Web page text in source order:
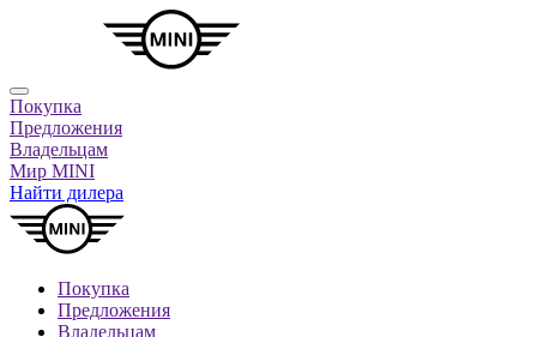
Покупка
Предложения
Владельцам
Мир MINI
Найти дилера
Покупка
Предложения
Владельцам